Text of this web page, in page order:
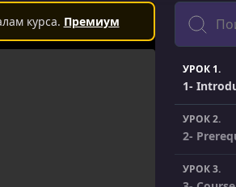
курса. Премиум
Поиск
УРОК 1.
1-
УРОК 2.
2-
УРОК 3.